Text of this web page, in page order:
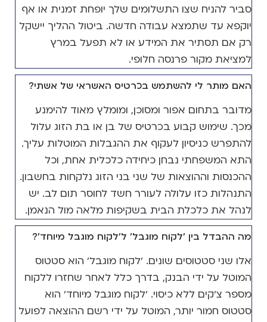
סביר להניח שצו התשלומים שלך יופחת זמנית או אף
יוקפא עד שתמצא עבודה חדשה. ביטול ההליך יישקל
רק אם תסתיר את המידע או לא תפעל במרץ
למציאת מקור פרנסה חלופי.
האם מותר לי להשתמש בכרטיס האשראי של אשתי?
מדובר בתחום אפור ומסוכן, ומומלץ מאוד להימנע
מכך. שימוש קבוע בכרטיס של בן או בת הזוג עלול
להתפרש כניסיון לעקוף את ההגבלות המוטלות עליך.
התא המשפחתי נבחן כיחידה כלכלית אחת, וכל
ההכנסות וההוצאות של שני בני הזוג נלקחות בחשבון.
התנהלות כזו עלולה לעורר חשד לחוסר תום לב. יש
לנהל את כלכלת הבית בשקיפות מלאה מול הנאמן.
מה ההבדל בין 'לקוח מוגבל' ל'לקוח מוגבל מיוחד'?
אלו שני סטטוסים שונים. 'לקוח מוגבל' הוא סטטוס
המוטל על ידי הבנק, בדרך כלל לאחר שחזרו ללקוח
מספר צ'קים ללא כיסוי. 'לקוח מוגבל מיוחד' הוא
סטטוס חמור יותר, המוטל על ידי רשם ההוצאה לפועל